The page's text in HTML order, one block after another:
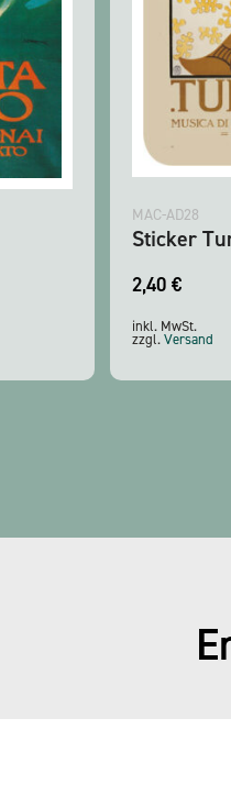
MAC-AD28
Sticker
2,40 €
inkl. MwSt.
zzgl.Versand